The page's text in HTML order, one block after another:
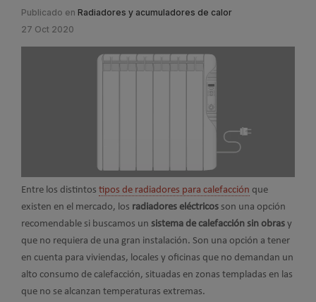
Publicado en Radiadores y acumuladores de calor
27 Oct 2020
Entre los distintos tipos de radiadores para calefacción que
existen en el mercado, los radiadores eléctricos son una opción
recomendable si buscamos un sistema de calefacción sin obras y
que no requiera de una gran instalación. Son una opción a tener
en cuenta para viviendas, locales y oficinas que no demandan un
alto consumo de calefacción, situadas en zonas templadas en las
que no se alcanzan temperaturas extremas.